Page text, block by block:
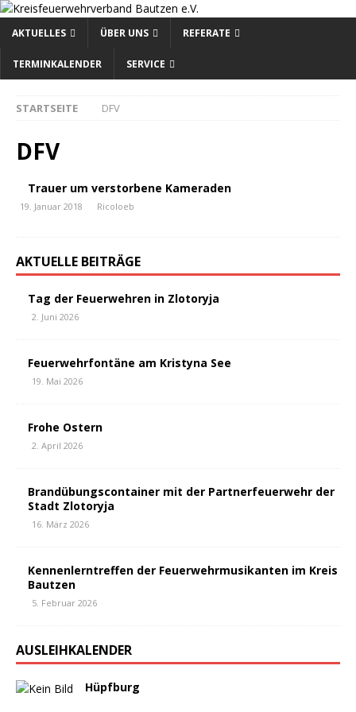
AKTUELLES ÜBER UNS REFERATE
TERMINKALENDER SERVICE
STARTSEITE DFV
DFV
Trauer um verstorbene Kameraden
19. Januar 2018 Ricoloeb
AKTUELLE BEITRÄGE
Tag der Feuerwehren in Zlotoryja
2. Juni 2026
Feuerwehrfontäne am Kristyna See
19. Mai 2026
Frohe Ostern
2. April 2026
Brandübungscontainer mit der Partnerfeuerwehr der
Stadt Zlotoryja
16. März 2026
Kennenlerntreffen der Feuerwehrmusikanten im Kreis
Bautzen
5. Februar 2026
AUSLEIHKALENDER
Hüpfburg